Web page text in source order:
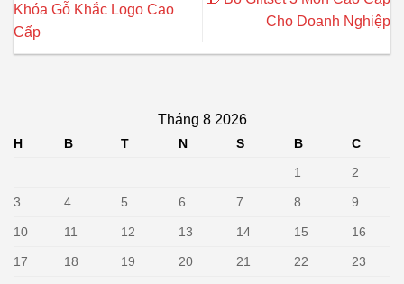
Khóa Gỗ Khắc Logo Cao
Cấp
Cho Doanh Nghiệp
Tháng 8 2026
H B T N S B
C
1
2
3 4 5 6 7 8 9
10 11 12 13 14 15 16
17 18 19 20 21 22 23